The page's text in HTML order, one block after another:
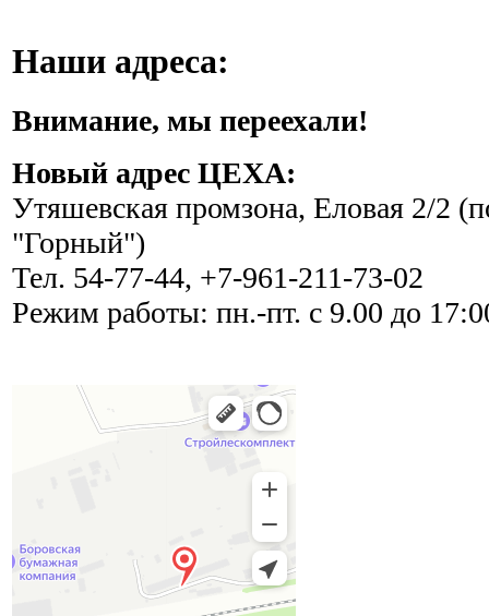
Наши адреса:
Внимание, мы переехали!
Новый адрес ЦЕХА:
Утяшевская промзона, Еловая 2/2
"Горный")
Тел. 54-77-44, +7-961-211-73-02
Режим работы: пн.-пт. с 9.00 до